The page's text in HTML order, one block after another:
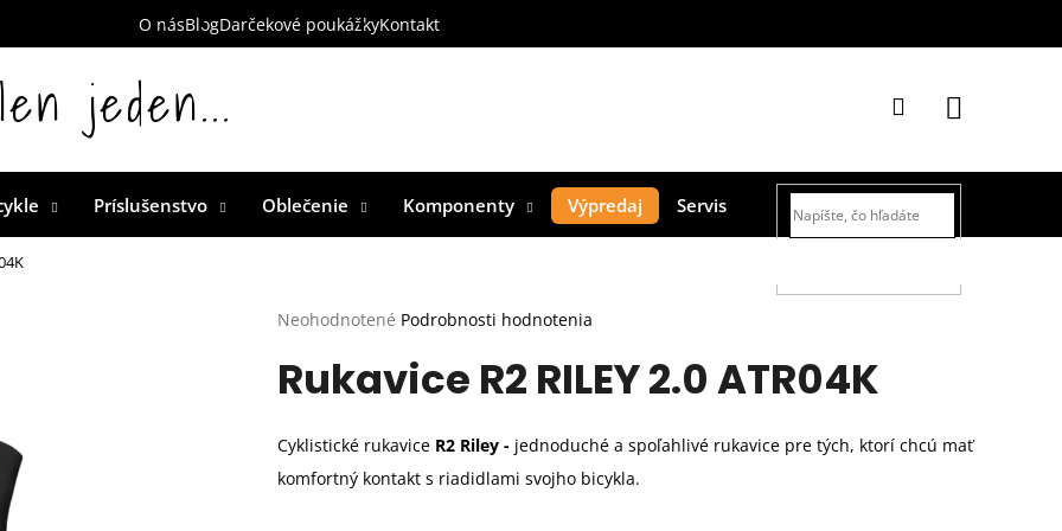
O násBlogDarčekové poukážkyKontakt
jeden...
Príslušenstvo Oblečenie Komponenty Výpredaj Servis
Prihlásenie
košík
Priemerné
produktu
je
5
hviezdičiek.
Neohodnotené Podrobnosti hodnotenia
Rukavice R2 RILEY 2.0 ATR04K
Cyklistické rukavice R2 Riley - jednoduché a spoľahlivé rukavice pre tých, ktorí chcú mať
komfortný kontakt s riadidlami svojho bicykla.